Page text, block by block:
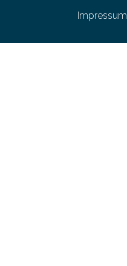
Impressum